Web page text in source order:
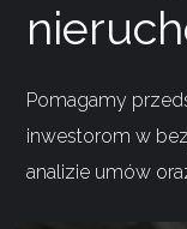
Pomagamy
inwestorom w
analizie umów